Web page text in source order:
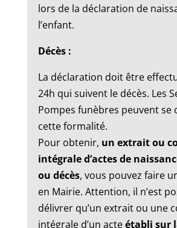
lors de la déclaration de
l’enfant.
Décès :
La déclaration doit être
24h qui suivent le décès. Les
Pompes funèbres peuvent se
cette formalité.
Pour obtenir, un extrait ou
intégrale d’actes de
ou décès, vous pouvez faire
en Mairie. Attention, il n’est
délivrer qu’un extrait ou une
intégrale d’un acteétabli sur